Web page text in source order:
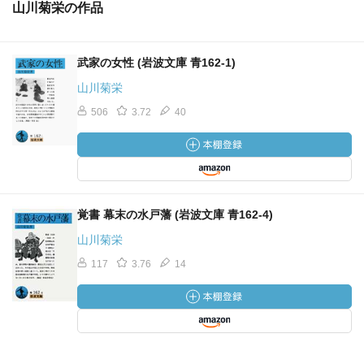
山川菊栄の作品
武家の女性 (岩波文庫 青162-1)
山川菊栄
506 3.72 40
覚書 幕末の水戸藩 (岩波文庫 青162-4)
山川菊栄
117 3.76 14